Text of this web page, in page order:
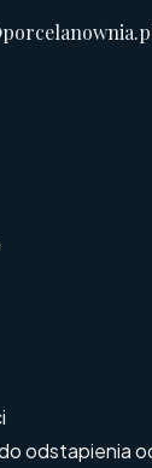
odstapienia